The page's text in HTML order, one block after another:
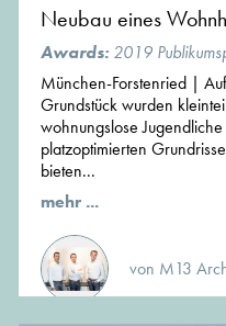
Neubau eines
Awards: 2019
München-Forstenried |
Grundstück wurden
wohnungslose
platzoptimierten
bieten...
mehr ...
von M13